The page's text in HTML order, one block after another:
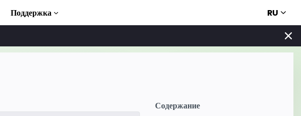
Поддержка RU
Содержание